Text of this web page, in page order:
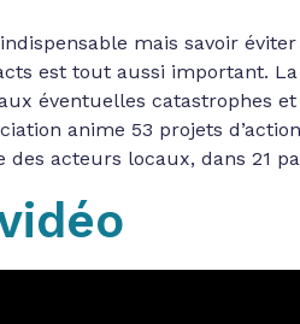
mais savoir
est tout aussi important. La
éventuelles catastrophes
anime 53 projets
acteurs locaux, dans 21